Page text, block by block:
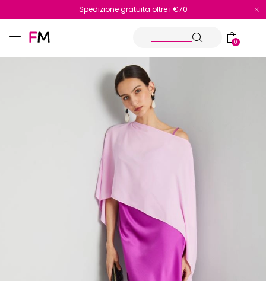
Reso facile e veloce
Spedizione gratuita oltre i €70
0